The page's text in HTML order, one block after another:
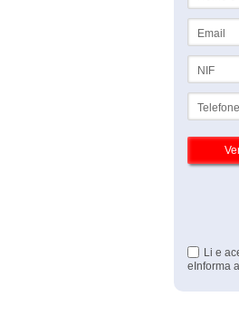
Li e
eInforma